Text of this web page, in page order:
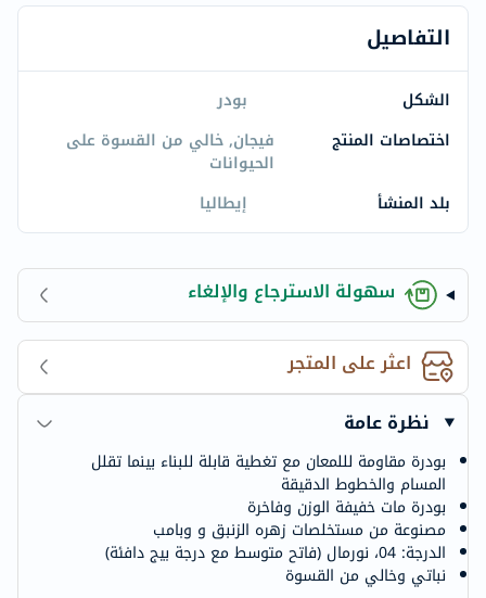
التفاصيل
الشكل
بودر
اختصاصات المنتج
فيجان, خالي من القسوة على
الحيوانات
بلد المنشأ
إيطاليا
سهولة الاسترجاع والإلغاء
اعثر على المتجر
نظرة عامة
بودرة مقاومة لللمعان مع تغطية قابلة للبناء بينما تقلل
المسام والخطوط الدقيقة
بودرة مات خفيفة الوزن وفاخرة
مصنوعة من مستخلصات زهره الزنبق و وبامب
الدرجة: 04، نورمال (فاتح متوسط مع درجة بيج دافئة)
نباتي وخالي من القسوة